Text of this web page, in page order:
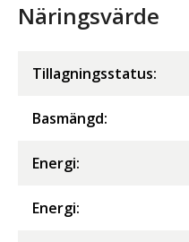
Näringsvärde
Tillagningsstatus:
Basmängd:
Energi:
Energi: